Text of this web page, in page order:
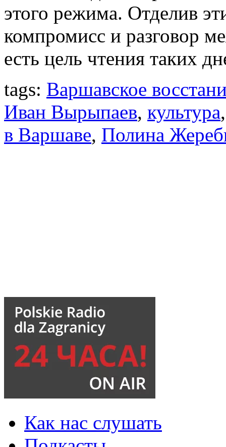
этого режима. Отделив
компромисс и разговор
есть цель чтения таких
tags: Варшавское
Иван Вырыпаев, культура
в Варшаве, Полина
Как нас слушать